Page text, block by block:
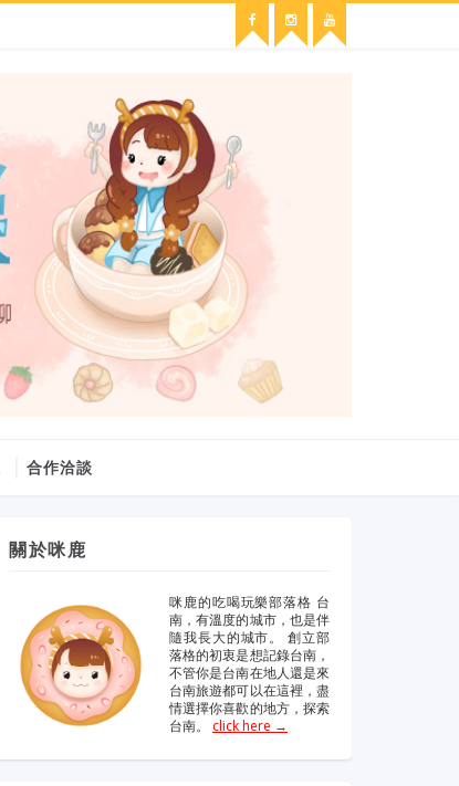
合作洽談
關於咪鹿
咪鹿的吃喝玩樂部落格 台
南，有溫度的城市，也是伴
隨我長大的城市。 創立部
落格的初衷是想記錄台南，
不管你是台南在地人還是來
台南旅遊都可以在這裡，盡
情選擇你喜歡的地方，探索
台南。 click here →
維修冷氣
眼鏡蛇粉膠囊
純蛇粉